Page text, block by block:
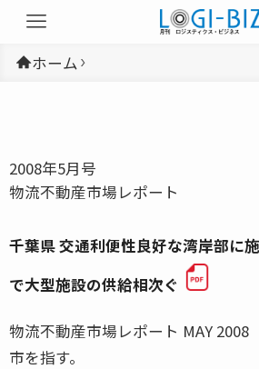
ホーム
2008年5月号
物流不動産市場レポート
千葉県 交通利便性良好な湾岸部に
で大型施設の供給相次ぐ
物流不動産市場レポート MAY
市を指す。